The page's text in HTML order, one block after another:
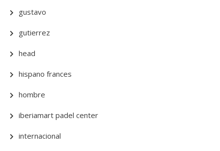
gustavo
gutierrez
head
hispano frances
hombre
iberiamart padel center
internacional